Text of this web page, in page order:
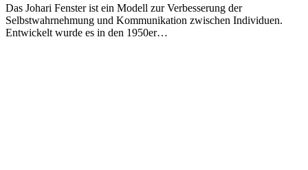
Das Johari Fenster ist ein Modell zur Verbesserung der
Selbstwahrnehmung und Kommunikation zwischen Individuen.
Entwickelt wurde es in den 1950er…